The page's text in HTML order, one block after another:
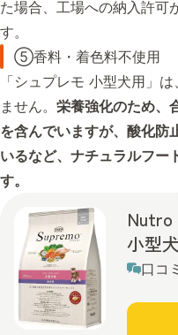
た場合、工場への納入許可
す。
⑤香料・着色料不使用
「シュプレモ 小型犬用」
ません。 栄養強化のため、
を含んでいますが、酸化防
いるなど、ナチュラルフー
す。
Nutro
小型
口コ